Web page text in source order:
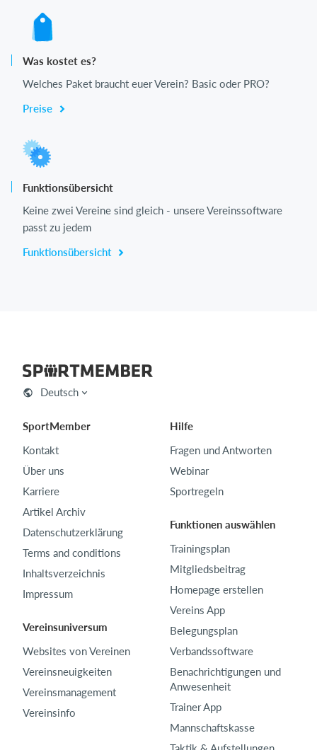
Was kostet es?
Welches Paket braucht euer Verein? Basic oder PRO?
Preise
Funktionsübersicht
Keine zwei Vereine sind gleich - unsere Vereinssoftware
passt zu jedem
Funktionsübersicht
Deutsch
SportMember
Kontakt
Über uns
Karriere
Artikel Archiv
Datenschutzerklärung
Terms and conditions
Inhaltsverzeichnis
Impressum
Vereinsuniversum
Websites von Vereinen
Vereinsneuigkeiten
Vereinsmanagement
Vereinsinfo
Hilfe
Fragen und Antworten
Webinar
Sportregeln
Funktionen auswählen
Trainingsplan
Mitgliedsbeitrag
Homepage erstellen
Vereins App
Belegungsplan
Verbandssoftware
Benachrichtigungen und
Anwesenheit
Trainer App
Mannschaftskasse